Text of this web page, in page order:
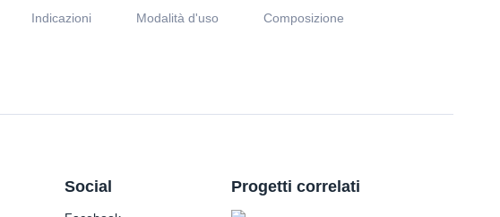
Indicazioni Modalità d'uso Composizione
Social Progetti correlati